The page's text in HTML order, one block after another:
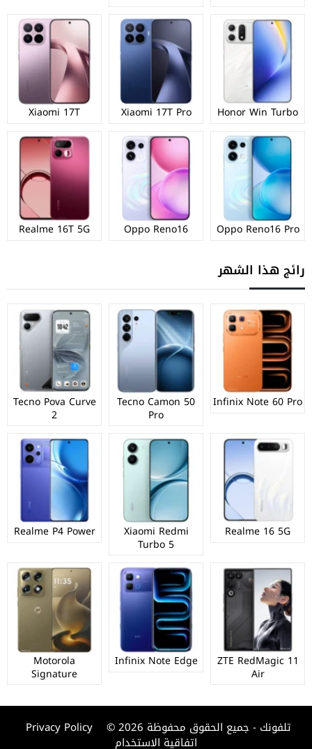
Honor Win Turbo
Xiaomi 17T Pro
Xiaomi 17T
Oppo Reno16 Pro
Oppo Reno16
Realme 16T 5G
رائج هذا الشهر
Infinix Note 60 Pro
Tecno Camon 50
Pro
Tecno Pova Curve
2
Realme 16 5G
Xiaomi Redmi
Turbo 5
Realme P4 Power
ZTE RedMagic 11
Air
Infinix Note Edge
Motorola
Signature
© 2026 تلفونك - جميع الحقوق محفوظة Privacy Policy
اتفاقية الاستخدام